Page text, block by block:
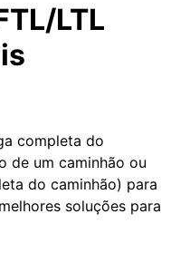
LTL
completa do
de um caminhão ou
do caminhão) para
soluções para